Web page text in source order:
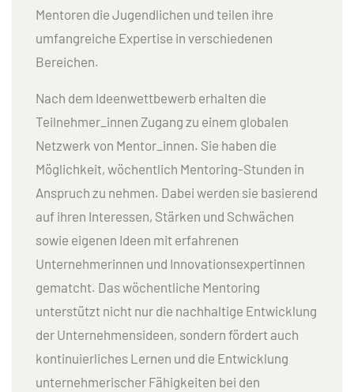
Mentoren die Jugendlichen und teilen ihre
umfangreiche Expertise in verschiedenen
Bereichen.
Nach dem Ideenwettbewerb erhalten die
Teilnehmer_innen Zugang zu einem globalen
Netzwerk von Mentor_innen. Sie haben die
Möglichkeit, wöchentlich Mentoring-Stunden in
Anspruch zu nehmen. Dabei werden sie basierend
auf ihren Interessen, Stärken und Schwächen
sowie eigenen Ideen mit erfahrenen
Unternehmerinnen und Innovationsexpertinnen
gematcht. Das wöchentliche Mentoring
unterstützt nicht nur die nachhaltige Entwicklung
der Unternehmensideen, sondern fördert auch
kontinuierliches Lernen und die Entwicklung
unternehmerischer Fähigkeiten bei den